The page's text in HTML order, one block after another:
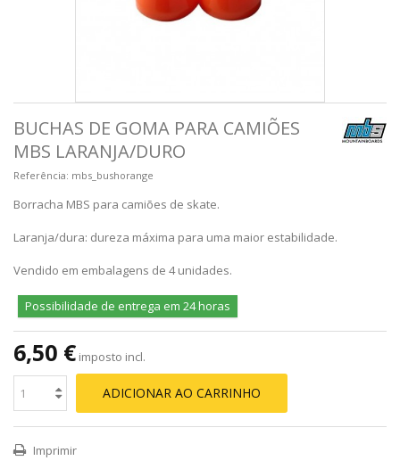
BUCHAS DE GOMA PARA CAMIÕES
MBS LARANJA/DURO
Referência: mbs_bushorange
Borracha MBS para camiões de skate.
Laranja/dura: dureza máxima para uma maior estabilidade.
Vendido em embalagens de 4 unidades.
Possibilidade de entrega em 24 horas
6,50 € imposto incl.
ADICIONAR AO CARRINHO
Imprimir